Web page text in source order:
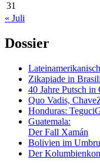
31
« Juli
Dossier
Zikapiade in
40 Jahre Putsch in
Quo Vadis,
Honduras:
Guatemala:
Der Fall Xamán
Bolivien im
Der